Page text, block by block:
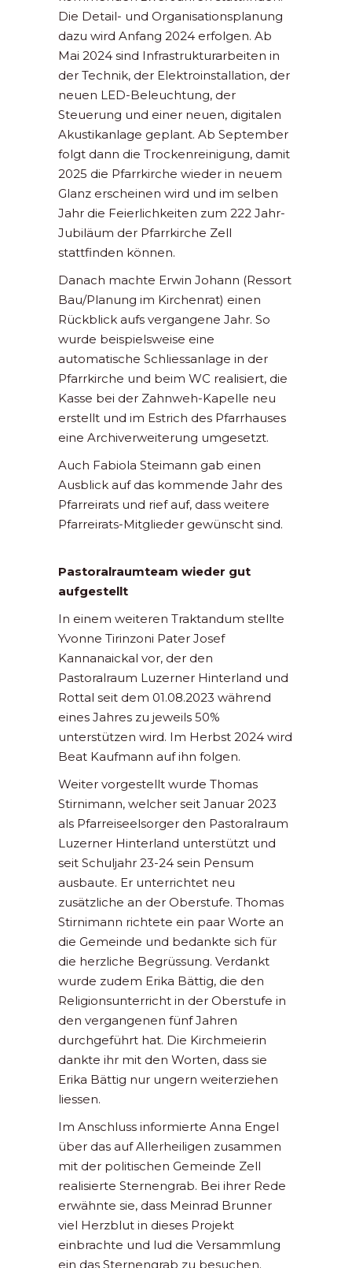
Die Detail- und Organisationsplanung
dazu wird Anfang 2024 erfolgen. Ab
Mai 2024 sind Infrastrukturarbeiten in
der Technik, der Elektroinstallation, der
neuen LED-Beleuchtung, der
Steuerung und einer neuen, digitalen
Akustikanlage geplant. Ab September
folgt dann die Trockenreinigung, damit
2025 die Pfarrkirche wieder in neuem
Glanz erscheinen wird und im selben
Jahr die Feierlichkeiten zum 222 Jahr-
Jubiläum der Pfarrkirche Zell
stattfinden können.
Danach machte Erwin Johann (Ressort
Bau/Planung im Kirchenrat) einen
Rückblick aufs vergangene Jahr. So
wurde beispielsweise eine
automatische Schliessanlage in der
Pfarrkirche und beim WC realisiert, die
Kasse bei der Zahnweh-Kapelle neu
erstellt und im Estrich des Pfarrhauses
eine Archiverweiterung umgesetzt.
Auch Fabiola Steimann gab einen
Ausblick auf das kommende Jahr des
Pfarreirats und rief auf, dass weitere
Pfarreirats-Mitglieder gewünscht sind.
Pastoralraumteam wieder gut
aufgestellt
In einem weiteren Traktandum stellte
Yvonne Tirinzoni Pater Josef
Kannanaickal vor, der den
Pastoralraum Luzerner Hinterland und
Rottal seit dem 01.08.2023 während
eines Jahres zu jeweils 50%
unterstützen wird. Im Herbst 2024 wird
Beat Kaufmann auf ihn folgen.
Weiter vorgestellt wurde Thomas
Stirnimann, welcher seit Januar 2023
als Pfarreiseelsorger den Pastoralraum
Luzerner Hinterland unterstützt und
seit Schuljahr 23-24 sein Pensum
ausbaute. Er unterrichtet neu
zusätzliche an der Oberstufe. Thomas
Stirnimann richtete ein paar Worte an
die Gemeinde und bedankte sich für
die herzliche Begrüssung. Verdankt
wurde zudem Erika Bättig, die den
Religionsunterricht in der Oberstufe in
den vergangenen fünf Jahren
durchgeführt hat. Die Kirchmeierin
dankte ihr mit den Worten, dass sie
Erika Bättig nur ungern weiterziehen
liessen.
Im Anschluss informierte Anna Engel
über das auf Allerheiligen zusammen
mit der politischen Gemeinde Zell
realisierte Sternengrab. Bei ihrer Rede
erwähnte sie, dass Meinrad Brunner
viel Herzblut in dieses Projekt
einbrachte und lud die Versammlung
ein das Sternengrab zu besuchen.